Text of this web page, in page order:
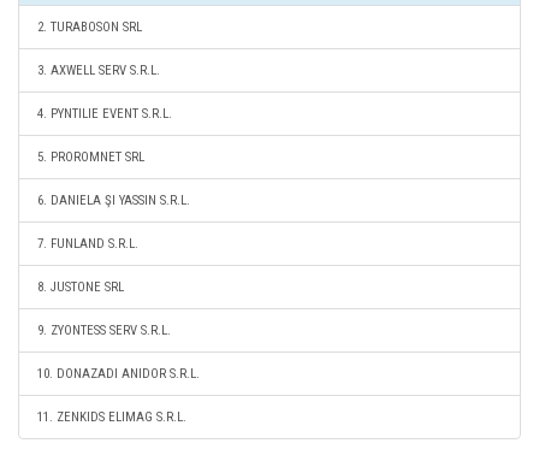
2. TURABOSON SRL
3. AXWELL SERV S.R.L.
4. PYNTILIE EVENT S.R.L.
5. PROROMNET SRL
6. DANIELA ŞI YASSIN S.R.L.
7. FUNLAND S.R.L.
8. JUSTONE SRL
9. ZYONTESS SERV S.R.L.
10. DONAZADI ANIDOR S.R.L.
11. ZENKIDS ELIMAG S.R.L.